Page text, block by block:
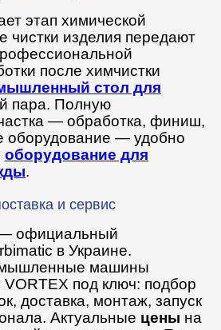
этап химической
чистки изделия передают
после химчистки
стол для
пара. Полную
— обработка, финиш,
оборудование — удобно
оборудование для
.
и сервис
официальный
в Украине.
машины
VORTEX под ключ: подбор
доставка, монтаж, запуск
Актуальные цены на